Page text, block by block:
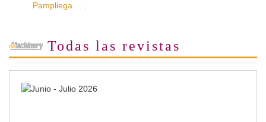
Pampliega
Todas las revistas